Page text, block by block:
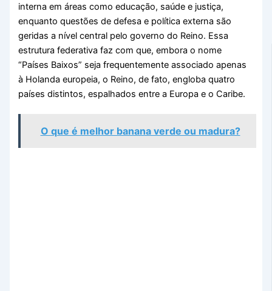
interna em áreas como educação, saúde e justiça,
enquanto questões de defesa e política externa são
geridas a nível central pelo governo do Reino. Essa
estrutura federativa faz com que, embora o nome
“Países Baixos” seja frequentemente associado apenas
à Holanda europeia, o Reino, de fato, engloba quatro
países distintos, espalhados entre a Europa e o Caribe.
O que é melhor banana verde ou madura?